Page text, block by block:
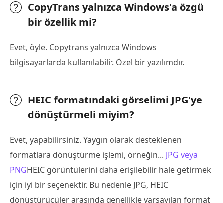
CopyTrans yalnızca Windows'a özgü
bir özellik mi?
Evet, öyle. Copytrans yalnızca Windows
bilgisayarlarda kullanılabilir. Özel bir yazılımdır.
HEIC formatındaki görselimi JPG'ye
dönüştürmeli miyim?
Evet, yapabilirsiniz. Yaygın olarak desteklenen
formatlara dönüştürme işlemi, örneğin... JPG veya
PNGHEIC görüntülerini daha erişilebilir hale getirmek
için iyi bir seçenektir. Bu nedenle JPG, HEIC
dönüştürücüler arasında genellikle varsayılan format